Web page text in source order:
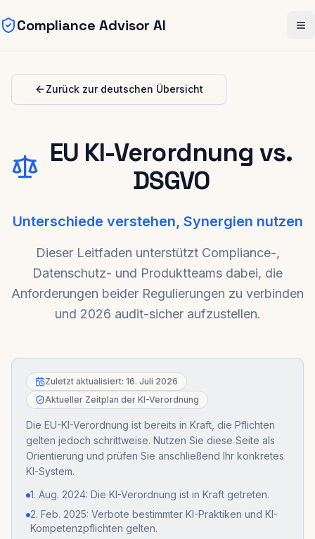
Skip to main content
Compliance Advisor AI
Zurück zur deutschen Übersicht
EU KI-Verordnung vs.
DSGVO
Unterschiede verstehen, Synergien nutzen
Dieser Leitfaden unterstützt Compliance-,
Datenschutz- und Produktteams dabei, die
Anforderungen beider Regulierungen zu verbinden
und 2026 audit-sicher aufzustellen.
Zuletzt aktualisiert: 16. Juli 2026
Aktueller Zeitplan der KI-Verordnung
Die EU-KI-Verordnung ist bereits in Kraft, die Pflichten
gelten jedoch schrittweise. Nutzen Sie diese Seite als
Orientierung und prüfen Sie anschließend Ihr konkretes
KI-System.
1. Aug. 2024: Die KI-Verordnung ist in Kraft getreten.
2. Feb. 2025: Verbote bestimmter KI-Praktiken und KI-
Kompetenzpflichten gelten.